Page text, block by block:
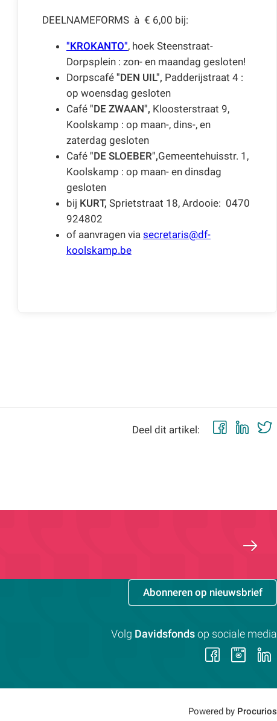
DEELNAMEFORMS à € 6,00 bij:
"KROKANTO", hoek Steenstraat-
Dorpsplein : zon- en maandag gesloten!
Dorpscafé"DEN UIL", Padderijstraat 4 :
op woensdag gesloten
Café "DE ZWAAN", Kloosterstraat 9,
Koolskamp : op maan-, dins-, en
zaterdag gesloten
Café "DE SLOEBER",Gemeentehuisstr. 1,
Koolskamp : op maan- en dinsdag
gesloten
bij KURT, Sprietstraat 18, Ardooie: 0470
924802
of aanvragen via secretaris@df-
koolskamp.be
Deel dit artikel:
Abonneren op nieuwsbrief
Volg Davidsfonds op sociale media
Volg
op op
Powered by Procurios